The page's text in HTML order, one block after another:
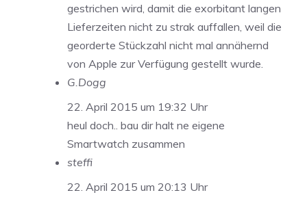
gestrichen wird, damit die exorbitant langen
Lieferzeiten nicht zu strak auffallen, weil die
georderte Stückzahl nicht mal annähernd
von Apple zur Verfügung gestellt wurde.
G.Dogg
22. April 2015 um 19:32 Uhr
heul doch.. bau dir halt ne eigene
Smartwatch zusammen
steffi
22. April 2015 um 20:13 Uhr